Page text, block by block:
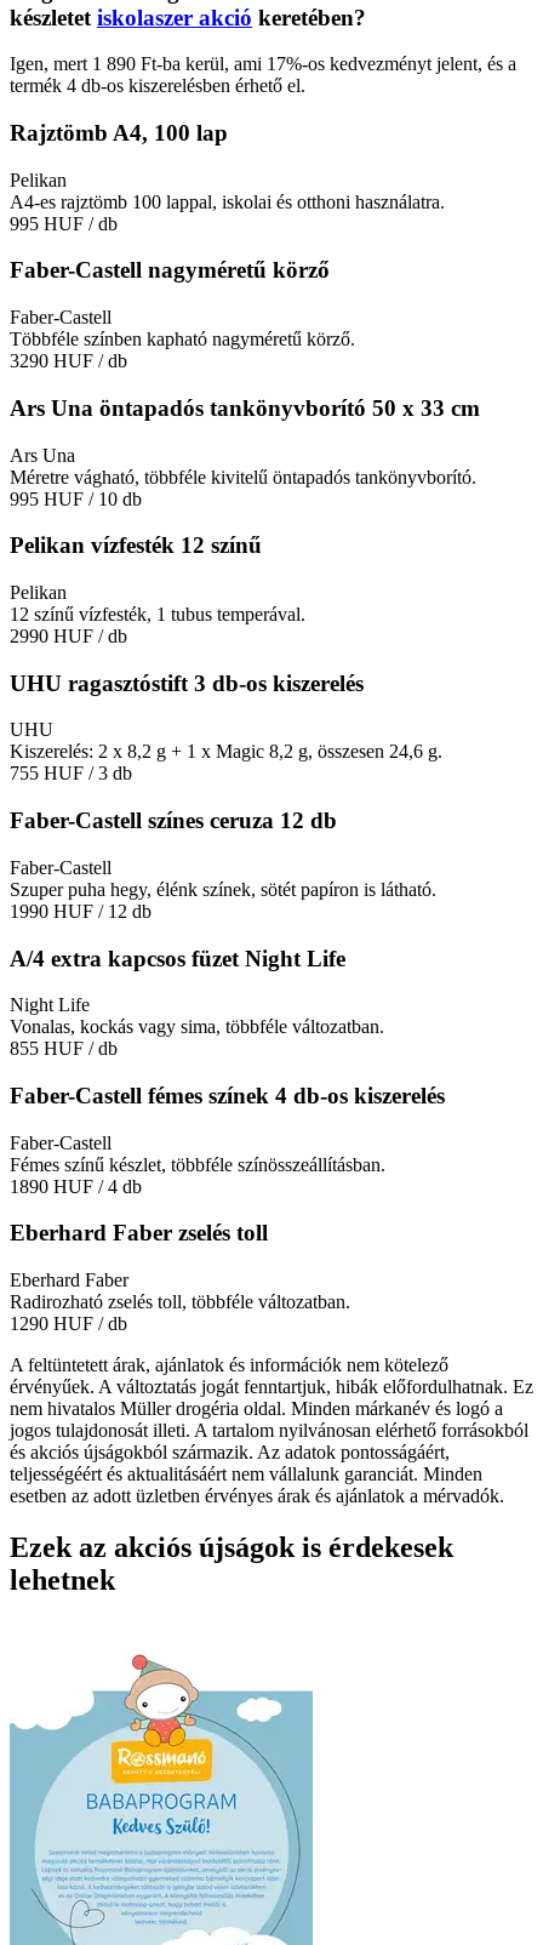
készletet iskolaszer akció keretében?
Igen, mert 1 890 Ft-ba kerül, ami 17%-os kedvezményt jelent, és a
termék 4 db-os kiszerelésben érhető el.
Rajztömb A4, 100 lap
Pelikan
A4-es rajztömb 100 lappal, iskolai és otthoni használatra.
995 HUF / db
Faber-Castell nagyméretű körző
Faber-Castell
Többféle színben kapható nagyméretű körző.
3290 HUF / db
Ars Una öntapadós tankönyvborító 50 x 33 cm
Ars Una
Méretre vágható, többféle kivitelű öntapadós tankönyvborító.
995 HUF / 10 db
Pelikan vízfesték 12 színű
Pelikan
12 színű vízfesték, 1 tubus temperával.
2990 HUF / db
UHU ragasztóstift 3 db-os kiszerelés
UHU
Kiszerelés: 2 x 8,2 g + 1 x Magic 8,2 g, összesen 24,6 g.
755 HUF / 3 db
Faber-Castell színes ceruza 12 db
Faber-Castell
Szuper puha hegy, élénk színek, sötét papíron is látható.
1990 HUF / 12 db
A/4 extra kapcsos füzet Night Life
Night Life
Vonalas, kockás vagy sima, többféle változatban.
855 HUF / db
Faber-Castell fémes színek 4 db-os kiszerelés
Faber-Castell
Fémes színű készlet, többféle színösszeállításban.
1890 HUF / 4 db
Eberhard Faber zselés toll
Eberhard Faber
Radirozható zselés toll, többféle változatban.
1290 HUF / db
A feltüntetett árak, ajánlatok és információk nem kötelező
érvényűek. A változtatás jogát fenntartjuk, hibák előfordulhatnak. Ez
nem hivatalos Müller drogéria oldal. Minden márkanév és logó a
jogos tulajdonosát illeti. A tartalom nyilvánosan elérhető forrásokból
és akciós újságokból származik. Az adatok pontosságáért,
teljességéért és aktualitásáért nem vállalunk garanciát. Minden
esetben az adott üzletben érvényes árak és ajánlatok a mérvadók.
Ezek az akciós újságok is érdekesek
lehetnek